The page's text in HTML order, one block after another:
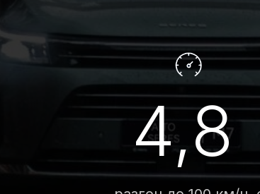
от
с надежными и проверенными банками,
условия на покупку автомобилей AITO SERES